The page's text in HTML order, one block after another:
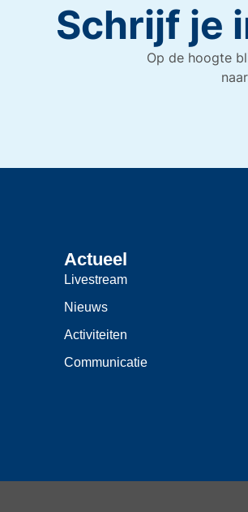
Schrijf je
Op de hoogte
naar
Actueel
Livestream
Nieuws
Activiteiten
Communicatie